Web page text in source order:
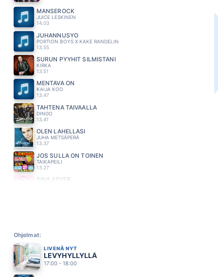
MANSEROCK
JUICE LESKINEN
14.03
JUHANNUSYÖ
PORTION BOYS X KAKE RANDELIN
13.55
SURUN PYYHIT SILMISTÄNI
KIRKA
13.51
MENTÄVÄ ON
KAIJA KOO
13.47
TÄHTENÄ TAIVAALLA
DINGO
13.41
OLEN LÄHELLÄSI
JUHA METSÄPERÄ
13.37
JOS SULLA ON TOINEN
TAIKAPEILI
13.27
SINÄ 4EVER
ANNE MATTILA
LIEKKI
MARISKA
13.03
Ohjelmat:
LIVENÄ NYT
LEVYHYLLYLLÄ
17:00 - 18:00